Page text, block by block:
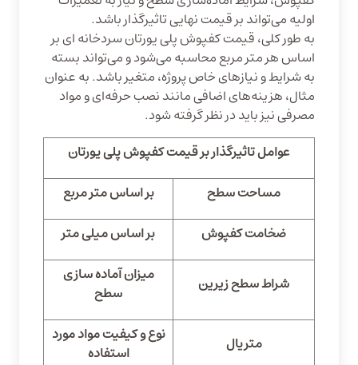
اولیه می‌تواند بر قیمت نهایی تاثیرگذار باشد.
به طور کلی، قیمت کفپوش پلی یورتان سردخانه‌ ای بر
اساس هر متر مربع محاسبه می‌شود و می‌تواند بسته
به شرایط و نیازهای خاص پروژه، متغیر باشد. به عنوان
مثال، هزینه‌های اضافی مانند نصب حرفه‌ای و مواد
مصرفی نیز باید در نظر گرفته شود.
عوامل تاثیرگذار بر قیمت کفپوش پلی یورتان
مساحت سطح
بر اساس متر مربع
ضخامت کفپوش
بر اساس میلی متر
شراط سطح زیرین
میزان آماده سازی
سطح
متریال
نوع و کیفیت مواد مورد
استفاده